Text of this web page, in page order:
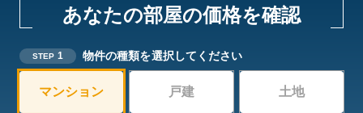
あなたの部屋の価格を確認
STEP 1 物件の種類を選択してください
マンション 戸建 土地